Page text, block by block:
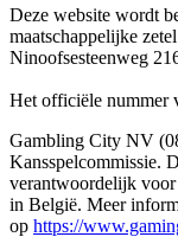
Deze website wordt
maatschappelijke
Ninoofsesteenweg
Het officiële nummer
Gambling City NV
Kansspelcommissie.
verantwoordelijk voor
in België. Meer
op https://